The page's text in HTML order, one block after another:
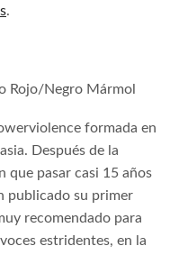
.
Rojo/Negro Mármol
formada en
Después de la
que pasar casi 15 años
publicado su primer
recomendado para
estridentes, en la